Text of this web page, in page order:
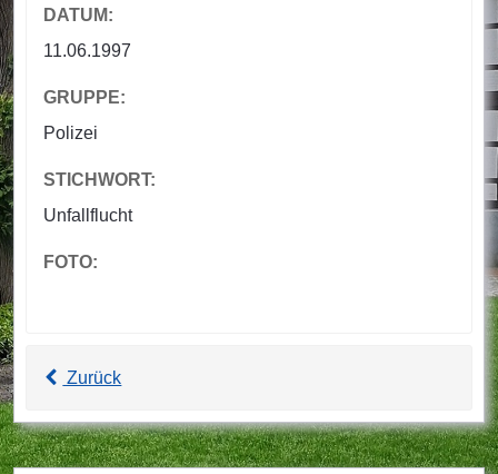
DATUM:
11.06.1997
GRUPPE:
Polizei
STICHWORT:
Unfallflucht
FOTO:
Zurück